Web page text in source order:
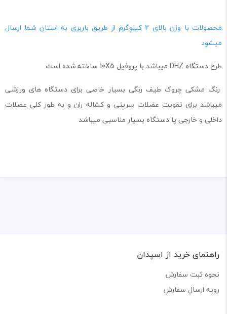
محصولات با وزن بالای 2 کیلوگرم از طریق باربری به استان شما ارسال
میشود
طرح دستگاه DHZ میباشد با پروفیل 10X5 ساخته شده است
رنگ مشکی چروک طیف رنگی بسیار خاصی برای دستگاه های ورزشی
میباشد برای تقویت عضلات سرینی و کشاله ران و به طور کلی عضلات
داخلی و خارجی پا دستگاه بسیار مناسبی میباشد
راهنمای خرید از اسپدان
نحوه ثبت سفارش
رویه ارسال سفارش